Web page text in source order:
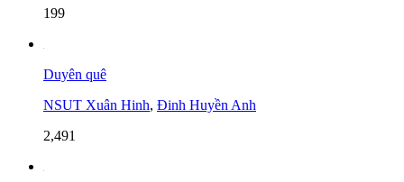
199
Duyên quê
NSUT Xuân Hinh, Đinh Huyền Anh
2,491